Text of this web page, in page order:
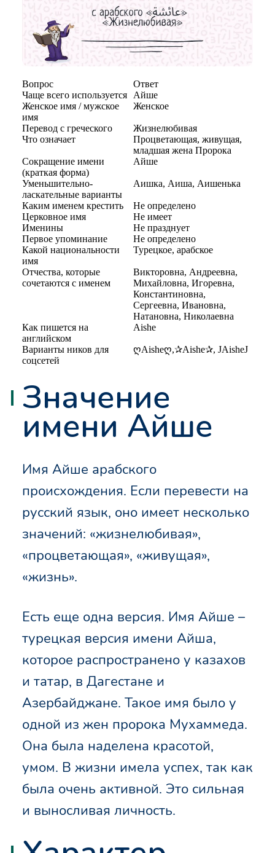
Вопрос
Ответ
Чаще всего используется
Айше
Женское имя / мужское
имя
Женское
Перевод с греческого
Жизнелюбивая
Что означает
Процветающая, живущая,
младшая жена Пророка
Сокращение имени
(краткая форма)
Айше
Уменьшительно-
ласкательные варианты
Аишка, Аиша, Аишенька
Каким именем крестить
Не определено
Церковное имя
Не имеет
Именины
Не празднует
Первое упоминание
Не определено
Какой национальности
имя
Турецкое, арабское
Отчества, которые
сочетаются с именем
Викторовна, Андреевна,
Михайловна, Игоревна,
Константиновна,
Сергеевна, Ивановна,
Натановна, Николаевна
Как пишется на
английском
Aishe
Варианты ников для
соцсетей
ღAisheღ,✰Aishe✰, JAisheJ
Значение
имени Айше
Имя Айше арабского
происхождения. Если перевести на
русский язык, оно имеет несколько
значений: «жизнелюбивая»,
«процветающая», «живущая»,
«жизнь».
Есть еще одна версия. Имя Айше –
турецкая версия имени Айша,
которое распространено у казахов
и татар, в Дагестане и
Азербайджане. Такое имя было у
одной из жен пророка Мухаммеда.
Она была наделена красотой,
умом. В жизни имела успех, так как
была очень активной. Это сильная
и выносливая личность.